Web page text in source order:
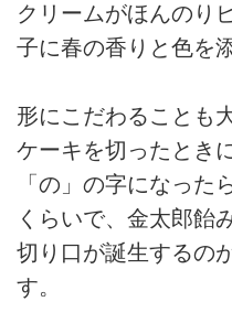
クリームがほんのり
子に春の香りと色を
形にこだわることも
ケーキを切ったとき
「の」の字になった
くらいで、金太郎飴
切り口が誕生するの
す。